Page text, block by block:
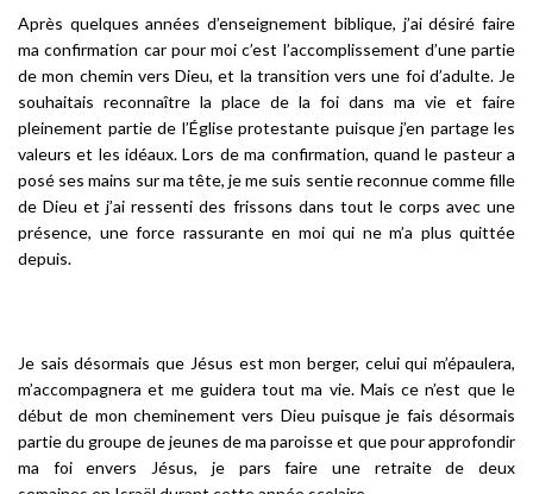
Après quelques années d’enseignement biblique, j’ai désiré faire
ma confirmation car pour moi c’est l’accomplissement d’une partie
de mon chemin vers Dieu, et la transition vers une foi d’adulte. Je
souhaitais reconnaître la place de la foi dans ma vie et faire
pleinement partie de l’Église protestante puisque j’en partage les
valeurs et les idéaux. Lors de ma confirmation, quand le pasteur a
posé ses mains sur ma tête, je me suis sentie reconnue comme fille
de Dieu et j’ai ressenti des frissons dans tout le corps avec une
présence, une force rassurante en moi qui ne m’a plus quittée
depuis.
Je sais désormais que Jésus est mon berger, celui qui m’épaulera,
m’accompagnera et me guidera tout ma vie. Mais ce n’est que le
début de mon cheminement vers Dieu puisque je fais désormais
partie du groupe de jeunes de ma paroisse et que pour approfondir
ma foi envers Jésus, je pars faire une retraite de deux